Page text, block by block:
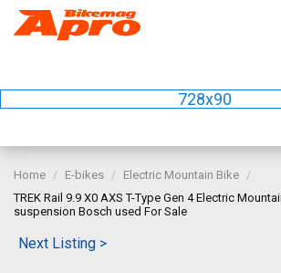
728x90
Home E-bikes
Electric Mountain Bike
TREK Rail 9.9 X0 AXS T-Type Gen 4 Electric
suspension Bosch used For Sale
Next Listing >